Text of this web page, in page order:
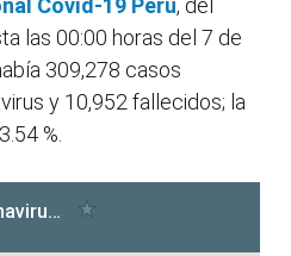
Covid-19 Perú, del
las 00:00 horas del 7 de
309,278 casos
y 10,952 fallecidos; la
%.